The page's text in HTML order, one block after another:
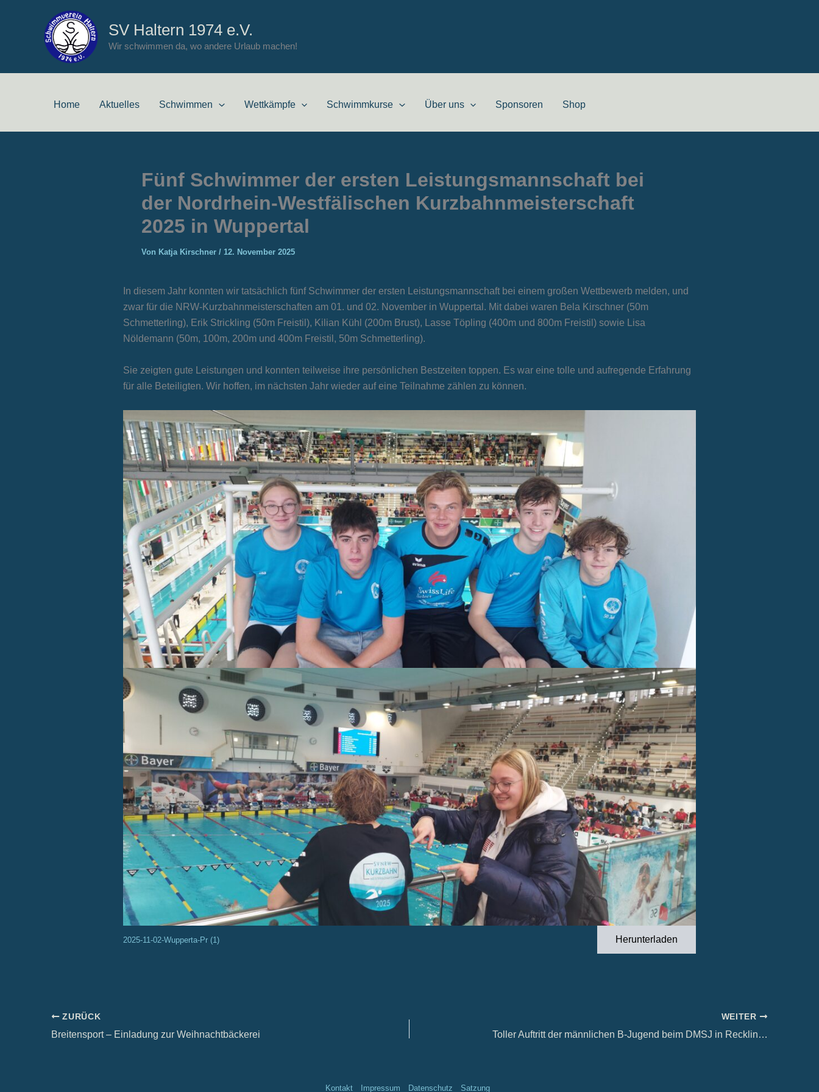
SV Haltern 1974 e.V.
Wir schwimmen da, wo andere Urlaub machen!
Home Aktuelles Schwimmen Wettkämpfe Schwimmkurse Über uns Sponsoren Shop
Fünf Schwimmer der ersten Leistungsmannschaft bei
der Nordrhein-Westfälischen Kurzbahnmeisterschaft
2025 in Wuppertal
Von Katja Kirschner / 12. November 2025
In diesem Jahr konnten wir tatsächlich fünf Schwimmer der ersten Leistungsmannschaft bei einem großen Wettbewerb melden, und
zwar für die NRW-Kurzbahnmeisterschaften am 01. und 02. November in Wuppertal. Mit dabei waren Bela Kirschner (50m
Schmetterling), Erik Strickling (50m Freistil), Kilian Kühl (200m Brust), Lasse Töpling (400m und 800m Freistil) sowie Lisa
Nöldemann (50m, 100m, 200m und 400m Freistil, 50m Schmetterling).
Sie zeigten gute Leistungen und konnten teilweise ihre persönlichen Bestzeiten toppen. Es war eine tolle und aufregende Erfahrung
für alle Beteiligten. Wir hoffen, im nächsten Jahr wieder auf eine Teilnahme zählen zu können.
2025-11-02-Wupperta-Pr (1) Herunterladen
ZURÜCK
Breitensport – Einladung zur Weihnachtbäckerei
WEITER
Toller Auftritt der männlichen B-Jugend beim DMSJ in Recklinghausen
Kontakt Impressum Datenschutz Satzung